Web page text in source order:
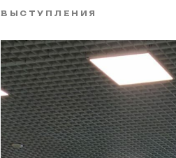
ВЫСТУПЛЕНИЯ